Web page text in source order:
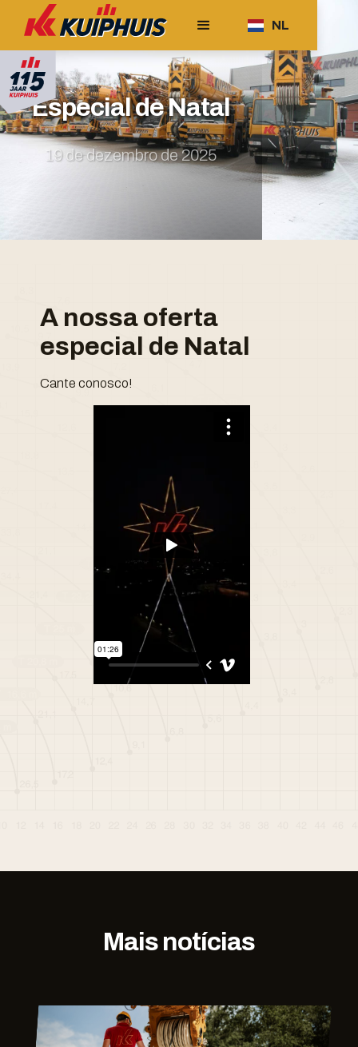
NL
Especial de Natal
19 de dezembro de 2025
A nossa oferta
especial de Natal
Cante conosco!
Mais notícias